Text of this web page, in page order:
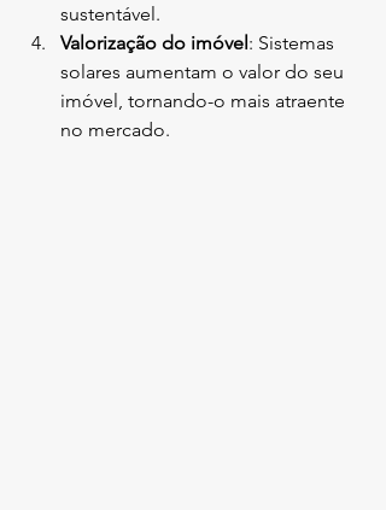
sustentável.
Valorização do imóvel: Sistemas
solares aumentam o valor do seu
imóvel, tornando-o mais atraente
no mercado.